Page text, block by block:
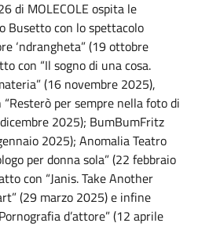
di MOLECOLE ospita le
Busetto con lo spettacolo
‘ndrangheta” (19 ottobre
con “Il sogno di una cosa.
(16 novembre 2025),
per sempre nella foto di
2025); BumBumFritz
2025); Anomalia Teatro
per donna sola” (22 febbraio
con “Janis. Take Another
(29 marzo 2025) e infine
d’attore” (12 aprile